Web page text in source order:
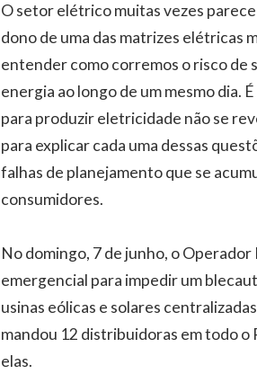
O setor elétrico muitas vezes
dono de uma das matrizes elétricas
entender como corremos o risco de
energia ao longo de um mesmo dia.
para produzir eletricidade não se
para explicar cada uma dessas
falhas de planejamento que se
consumidores.
No domingo, 7 de junho, o
emergencial para impedir um
usinas eólicas e solares
mandou 12 distribuidoras em todo o
elas.